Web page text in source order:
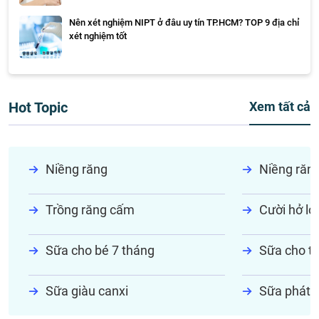
Nên xét nghiệm NIPT ở đâu uy tín TP.HCM? TOP 9 địa chỉ
xét nghiệm tốt
Hot Topic Xem tất cả
Niềng răng Niềng
Trồng răng cấm Cười hở lợi
Sữa cho bé 7 tháng Sữa cho
Sữa giàu canxi Sữa phát